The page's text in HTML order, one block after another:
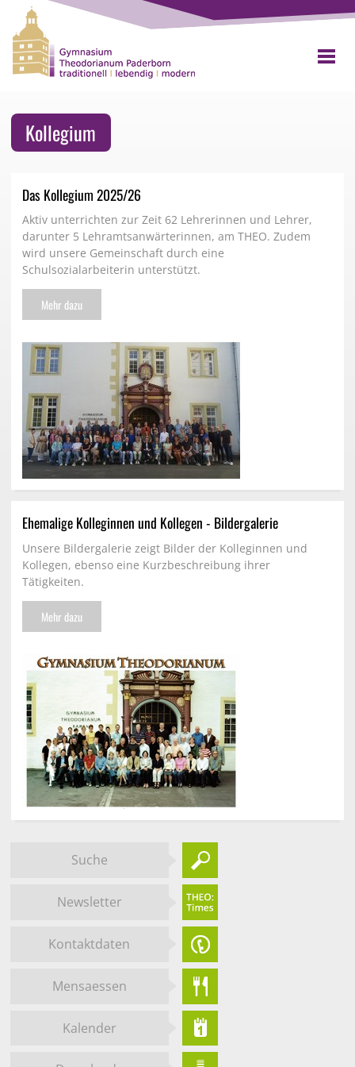
Kollegium
Das Kollegium 2025/26
Aktiv unterrichten zur Zeit 62 Lehrerinnen und Lehrer,
darunter 5 Lehramtsanwärterinnen, am THEO. Zudem
wird unsere Gemeinschaft durch eine
Schulsozialarbeiterin unterstützt.
Mehr dazu
Ehemalige Kolleginnen und Kollegen - Bildergalerie
Unsere Bildergalerie zeigt Bilder der Kolleginnen und
Kollegen, ebenso eine Kurzbeschreibung ihrer
Tätigkeiten.
Mehr dazu
Suche
Newsletter
Kontaktdaten
Mensaessen
Kalender